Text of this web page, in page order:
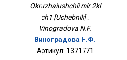
Okruzhaiushchii mir 2kl
ch1 [Uchebnik] ,
Vinogradova N.F.
Виноградова Н.Ф.
Артикул: 1371771